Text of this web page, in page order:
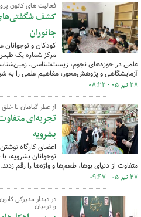
فعالیت های کانون
کشف شگفتی‌های
جانوران
کودکان و
مرکز شماره یک
علمی در حوزه‌های نجوم، زیست‌شناسی،
آزمایشگاهی و پژوهش‌محور، مفاهیم علمی را به
۲۸ تیر ۰۵ - ۰۸:۲۲
از عطر گیاهان تا
تجربه‌ای
بشرویه
اعضای کارگاه
نوجوانان بشرویه،
متفاوت از دنیای بوها، طعم‌ها و واژه‌ها را رقم زدند.
۲۷ تیر ۰۵ - ۰۹:۴۷
در دیدار مدیرکل
و درمیان